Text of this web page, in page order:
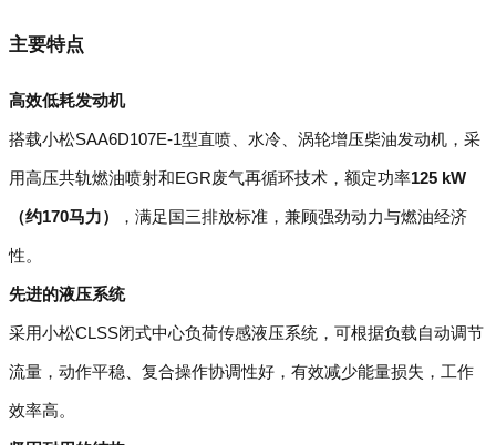
主要特点
高效低耗发动机
搭载小松SAA6D107E-1型直喷、水冷、涡轮增压柴油发动机，采
用高压共轨燃油喷射和EGR废气再循环技术，额定功率125 kW
（约170马力） ，满足国三排放标准，兼顾强劲动力与燃油经济
性。
先进的液压系统
采用小松CLSS闭式中心负荷传感液压系统，可根据负载自动调节
流量，动作平稳、复合操作协调性好，有效减少能量损失，工作
效率高。